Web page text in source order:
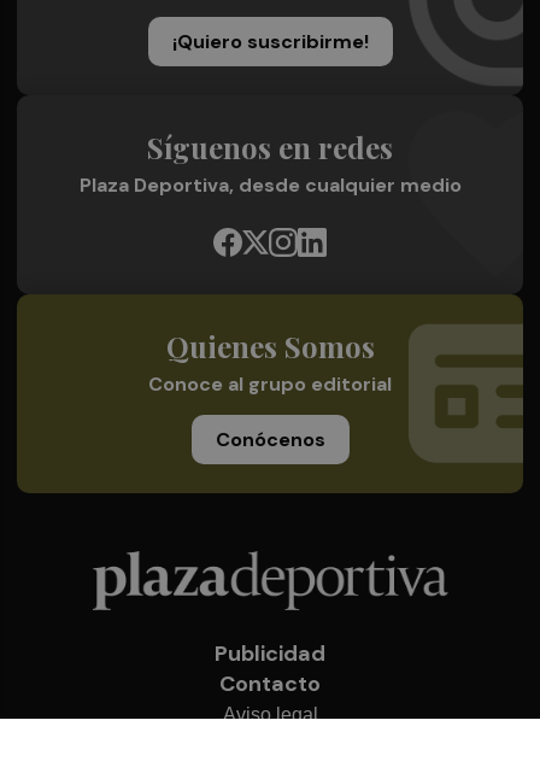
¡Quiero suscribirme!
Síguenos en redes
Plaza Deportiva, desde cualquier medio
Quienes Somos
Conoce al grupo editorial
Conócenos
Publicidad
Contacto
Aviso legal